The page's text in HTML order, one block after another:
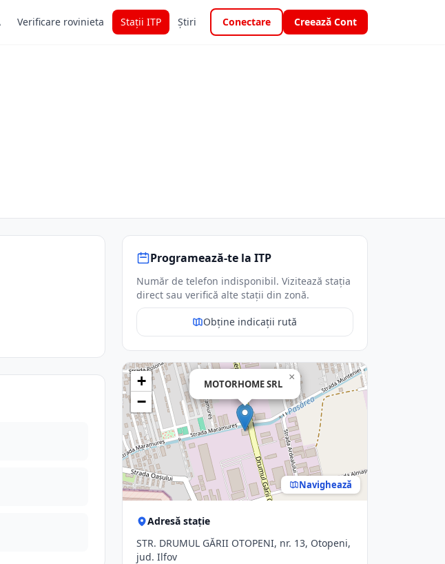
Verificare rovinieta Stații ITP Știri Conectare Creează Cont
Programează-te la ITP
Număr de telefon indisponibil. Vizitează stația
direct sau verifică alte stații din zonă.
Obține indicații rută
MOTORHOME SRL
×
+
−
Navighează
Adresă stație
STR. DRUMUL GĂRII OTOPENI, nr. 13, Otopeni,
jud. Ilfov